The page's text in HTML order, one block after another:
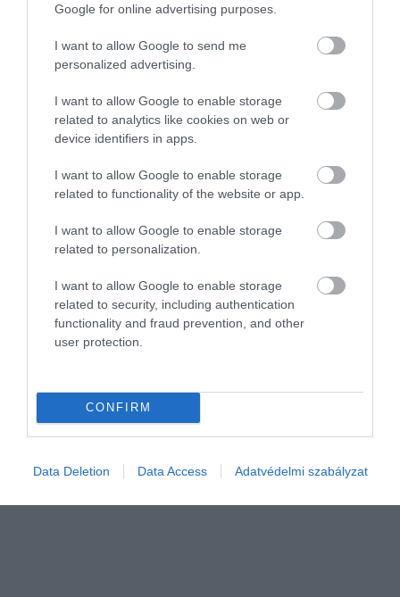
Google for online advertising purposes.
I want to allow Google to send me
personalized advertising.
I want to allow Google to enable storage
related to analytics like cookies on web or
device identifiers in apps.
I want to allow Google to enable storage
related to functionality of the website or app.
I want to allow Google to enable storage
related to personalization.
I want to allow Google to enable storage
related to security, including authentication
functionality and fraud prevention, and other
user protection.
CONFIRM
Data Deletion Data Access Adatvédelmi szabályzat
INNOVÁCIÓ
Az ukrajnai háború nyomott hagyott a keleti szomszédunk
méztermelésén is. Sokkal kevesebb lehet idén az ukrán méz, ami
az Európai…